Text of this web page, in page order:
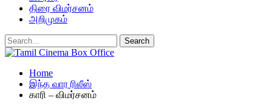
திரை விமர்சனம்
அறிமுகம்
Home
இந்த வார ரிலீஸ்
காரி – விமர்சனம்